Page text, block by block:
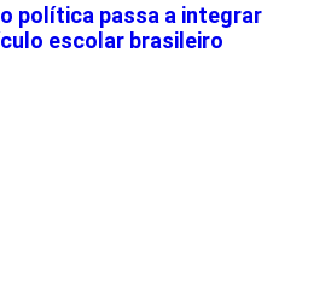
política passa a integrar
escolar brasileiro